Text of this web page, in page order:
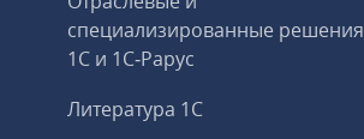
специализированные решения
1С и 1С‑Рарус
Литература 1С